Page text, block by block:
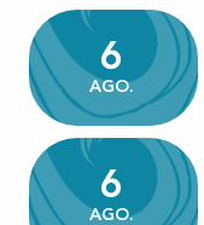
6
AGO.
6
AGO.